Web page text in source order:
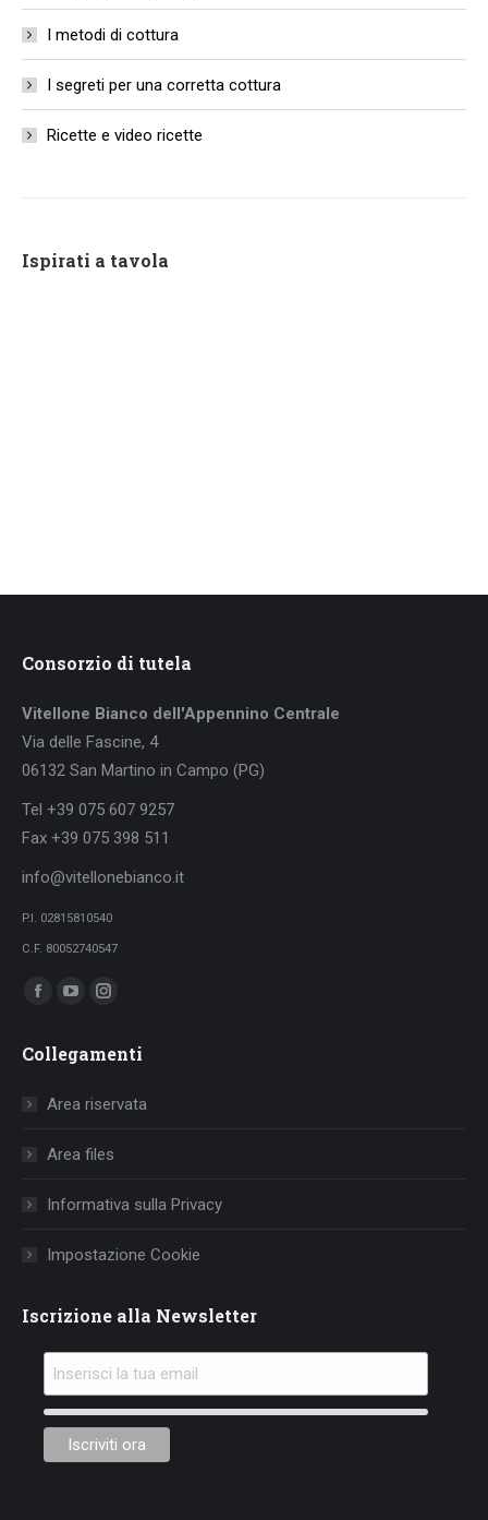
I metodi di cottura
I segreti per una corretta cottura
Ricette e video ricette
Ispirati a tavola
Consorzio di tutela
Vitellone Bianco dell'Appennino Centrale
Via delle Fascine, 4
06132 San Martino in Campo (PG)
Tel +39 075 607 9257
Fax +39 075 398 511
info@vitellonebianco.it
P.I. 02815810540
C.F. 80052740547
Ci puoi trovare su:
Facebook
opens
new
window
YouTube
opens
new
window
Instagram
opens
new
Collegamenti
Area riservata
Area files
Informativa sulla Privacy
Impostazione Cookie
Iscrizione alla Newsletter